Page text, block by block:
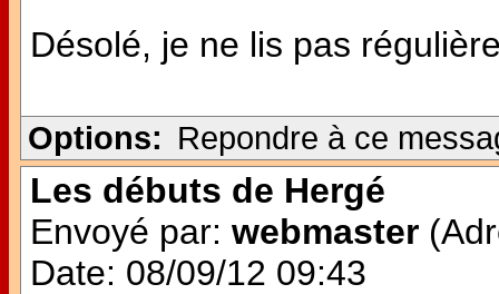
Désolé, je ne lis pas
Options: Repondre à ce
Les débuts de Hergé
Envoyé par: webmaster
Date: 08/09/12 09:43